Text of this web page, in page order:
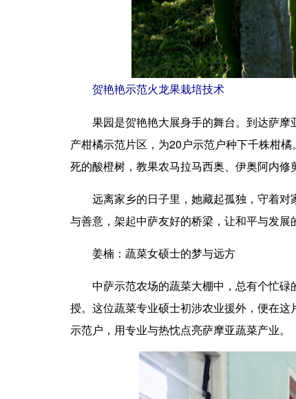
贺艳艳示范火龙果栽培技术
果园是贺艳艳大展身手的舞台。到达萨摩
产柑橘示范片区，为20户示范户种下千株柑
死的酸橙树，教果农马拉马西奥、伊奥阿内修
远离家乡的日子里，她藏起孤独，守着对
与善意，架起中萨友好的桥梁，让和平与发展
姜楠：蔬菜女硕士的梦与远方
中萨示范农场的蔬菜大棚中，总有个忙碌
授。这位蔬菜专业硕士初涉农业援外，便在
示范户，用专业与热忱点亮萨摩亚蔬菜产业。